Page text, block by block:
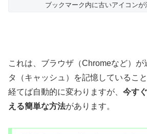
ブックマーク内に古いアイコンが
これは、ブラウザ（Chromeなど）が
タ（キャッシュ）を記憶しているこ
経てば自動的に変わりますが、 今す
える簡単な方法があります。